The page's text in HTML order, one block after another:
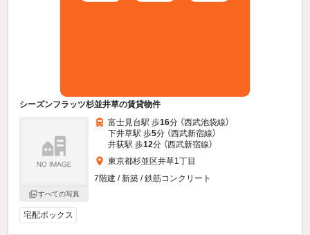
シーズンフラッツ杉並井草の賃貸物件
すべての写真
富士見台駅 歩16分 （西武池袋線）
下井草駅 歩5分 （西武新宿線）
井荻駅 歩12分 （西武新宿線）
東京都杉並区井草1丁目
7階建 / 新築 / 鉄筋コンクリート
宅配ボックス